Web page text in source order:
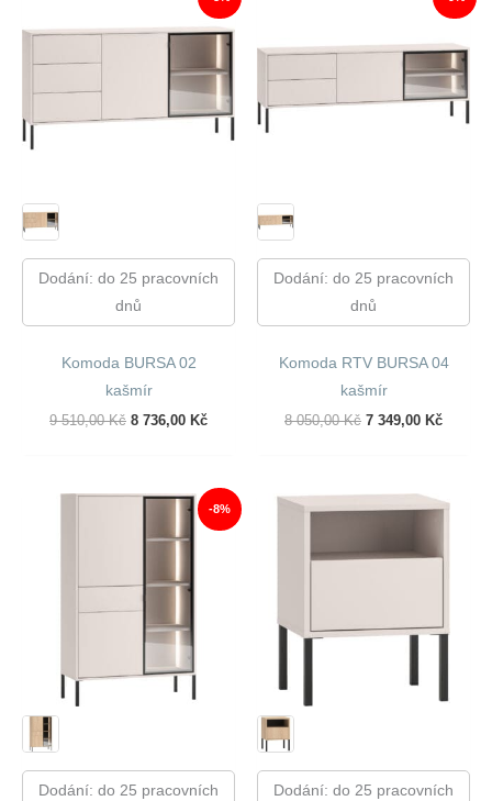
Dodání: do 25 pracovních
dnů
Komoda BURSA 02
kašmír
9 510,00Kč Původní
510,00 Kč.
8 736,00 KčAktuální
736,00 Kč.
Dodání: do 25 pracovních
dnů
Komoda RTV BURSA 04
kašmír
8 050,00Kč Původní
050,00 Kč.
7 349,00 Kč
-8%
Dodání: do 25 pracovních
Dodání: do 25 pracovních